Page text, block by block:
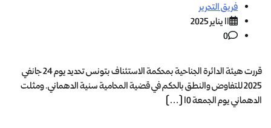
فريق التحرير
11 يناير 2025
0
قررت هيئة الدائرة الجناحية بمحكمة الاستئناف بتونس تحديد يوم 24 جانفي
2025 للتفاوض والنطق بالحكم في قضية المحامية سنية الدهماني. ومثلت
الدهماني يوم الجمعة 10 […]